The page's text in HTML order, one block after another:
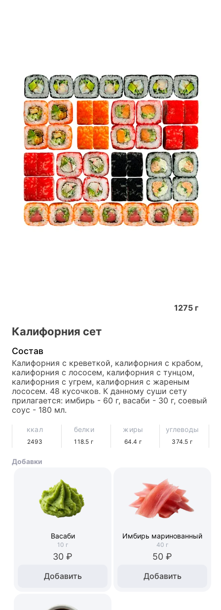
1275 г
Калифорния сет
Состав
Калифорния с креветкой, калифорния с крабом,
калифорния с лососем, калифорния с тунцом,
калифорния с угрем, калифорния с жареным
лососем. 48 кусочков. К данному суши сету
прилагается: имбирь - 60 г, васаби - 30 г, соевый
соус - 180 мл.
ккал
2493
белки
118.5 г
жиры
64.4 г
углеводы
374.5 г
Добавки
Васаби
10 г
30 ₽
Добавить
Имбирь маринованный
40 г
50 ₽
Добавить